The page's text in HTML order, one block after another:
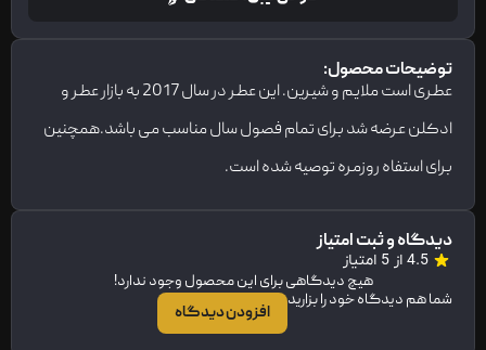
توضیحات محصول:
عطری است ملایم و شیرین. این عطر در سال 2017 به بازار عطر و
ادکلن عرضه شد برای تمام فصول سال مناسب می باشد.همچنین
برای استفاه روزمره توصیه شده است.
دیدگاه و ثبت امتیاز
4.5 از 5 امتیاز
هیچ دیدگاهی برای این محصول وجود ندارد!
شما هم دیدگاه خود را بزارید
افزودن دیدگاه